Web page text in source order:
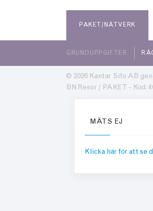
PAKET/NÄTVERK
GRUNDUPPGIFTER
© 2026 Kantar Sifo AB
BN Resor / PAKET - Kod:
MÄTS EJ
Klicka här för att se